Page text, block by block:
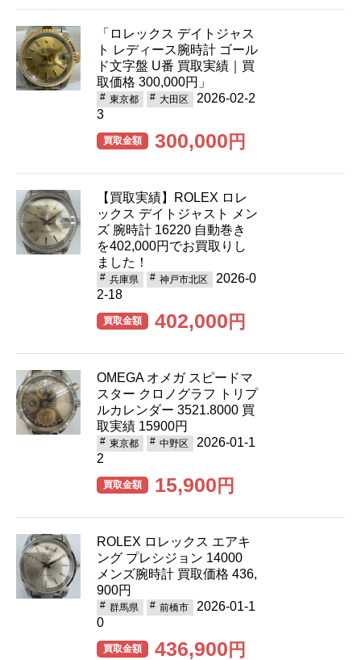
「ロレックス デイトジャス
ト レディース腕時計 ゴール
ド文字盤 U番 買取実績｜買
取価格 300,000円」
東京都 大田区
2026-02-2
3
買取金額 300,000 円
【買取実績】ROLEX ロレ
ックス デイトジャスト メン
ズ 腕時計 16220 自動巻き
を402,000円でお買取りし
ました！
兵庫県 神戸市北区
2026-0
2-18
買取金額 402,000 円
OMEGA オメガ スピードマ
スター クロノグラフ トリプ
ルカレンダー 3521.8000 買
取実績 15900円
東京都 中野区
2026-01-1
2
買取金額 15,900 円
ROLEX ロレックス エアキ
ング プレシジョン 14000
メンズ腕時計 買取価格 436,
900円
群馬県 前橋市
2026-01-1
0
買取金額 436,900 円